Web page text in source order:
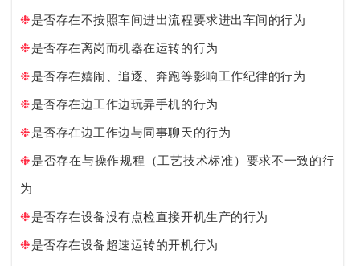
❉是否存在不按照车间进出流程要求进出车间的行为
❉是否存在离岗而机器在运转的行为
❉是否存在嬉闹、追逐、奔跑等影响工作纪律的行为
❉是否存在边工作边玩弄手机的行为
❉是否存在边工作边与同事聊天的行为
❉是否存在与操作规程（工艺技术标准）要求不一致的行
为
❉是否存在设备没有点检直接开机生产的行为
❉是否存在设备超速运转的开机行为